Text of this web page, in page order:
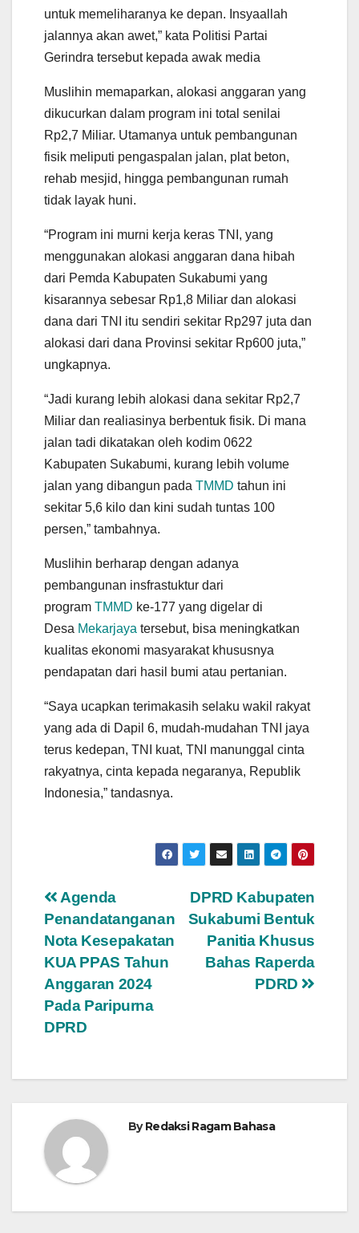
untuk memeliharanya ke depan. Insyaallah
jalannya akan awet,” kata Politisi Partai
Gerindra tersebut kepada awak media
Muslihin memaparkan, alokasi anggaran yang
dikucurkan dalam program ini total senilai
Rp2,7 Miliar. Utamanya untuk pembangunan
fisik meliputi pengaspalan jalan, plat beton,
rehab mesjid, hingga pembangunan rumah
tidak layak huni.
“Program ini murni kerja keras TNI, yang
menggunakan alokasi anggaran dana hibah
dari Pemda Kabupaten Sukabumi yang
kisarannya sebesar Rp1,8 Miliar dan alokasi
dana dari TNI itu sendiri sekitar Rp297 juta dan
alokasi dari dana Provinsi sekitar Rp600 juta,”
ungkapnya.
“Jadi kurang lebih alokasi dana sekitar Rp2,7
Miliar dan realiasinya berbentuk fisik. Di mana
jalan tadi dikatakan oleh kodim 0622
Kabupaten Sukabumi, kurang lebih volume
jalan yang dibangun pada TMMD tahun ini
sekitar 5,6 kilo dan kini sudah tuntas 100
persen,” tambahnya.
Muslihin berharap dengan adanya
pembangunan insfrastuktur dari
program TMMD ke-177 yang digelar di
Desa Mekarjaya tersebut, bisa meningkatkan
kualitas ekonomi masyarakat khususnya
pendapatan dari hasil bumi atau pertanian.
“Saya ucapkan terimakasih selaku wakil rakyat
yang ada di Dapil 6, mudah-mudahan TNI jaya
terus kedepan, TNI kuat, TNI manunggal cinta
rakyatnya, cinta kepada negaranya, Republik
Indonesia,” tandasnya.
Navigasi
pos
DPRD Kabupaten
Sukabumi Bentuk
Panitia Khusus
Bahas Raperda
PDRD
Agenda
Penandatanganan
Nota Kesepakatan
KUA PPAS Tahun
Anggaran 2024
Pada Paripurna
DPRD
ByRedaksi Ragam Bahasa